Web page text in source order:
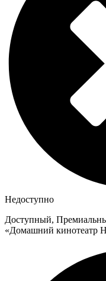
Недоступно
Доступный,
«Домашний кинотеатр